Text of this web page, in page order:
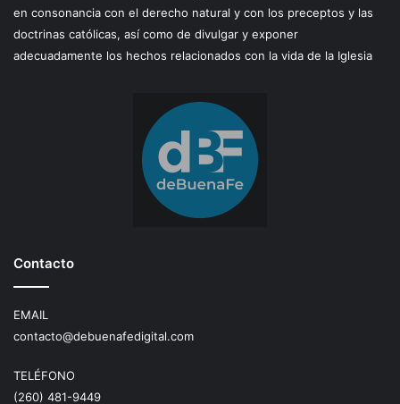
en consonancia con el derecho natural y con los preceptos y las
doctrinas católicas, así como de divulgar y exponer
adecuadamente los hechos relacionados con la vida de la Iglesia
Contacto
EMAIL
contacto@debuenafedigital.com
TELÉFONO
(260) 481-9449